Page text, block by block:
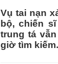
Vụ tai nạn
bộ, chiến
trung tá
giờ tìm kiếm.